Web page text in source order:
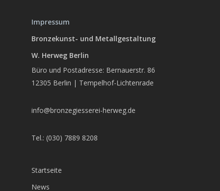
Impressum
Bronzekunst- und Metallgestaltung
W. Herweg Berlin
Büro und Postadresse: Bernauerstr. 86
12305 Berlin | Tempelhof-Lichtenrade
info@bronzegiesserei-herweg.de
Tel.: (030) 7889 8208
Startseite
News